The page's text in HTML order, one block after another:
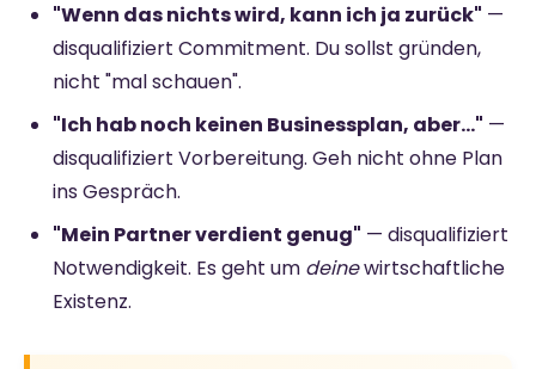
"Wenn das nichts wird, kann ich ja zurück" —
disqualifiziert Commitment. Du sollst gründen,
nicht "mal schauen".
"Ich hab noch keinen Businessplan, aber..." —
disqualifiziert Vorbereitung. Geh nicht ohne Plan
ins Gespräch.
"Mein Partner verdient genug" — disqualifiziert
Notwendigkeit. Es geht um deinewirtschaftliche
Existenz.